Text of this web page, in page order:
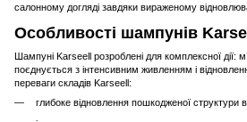
салонному догляді завдяки вираженому
Особливості шампунів
Шампуні Karseell розроблені для комплексної дії:
поєднується з інтенсивним живленням і
переваги складів Karseell:
глибоке відновлення пошкодженої структури